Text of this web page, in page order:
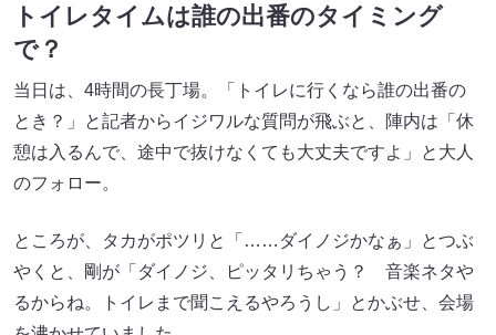
トイレタイムは誰の出番のタイミング
で？
当日は、4時間の長丁場。「トイレに行くなら誰の出番の
とき？」と記者からイジワルな質問が飛ぶと、陣内は「休
憩は入るんで、途中で抜けなくても大丈夫ですよ」と大人
のフォロー。
ところが、タカがポツリと「……ダイノジかなぁ」とつぶ
やくと、剛が「ダイノジ、ピッタリちゃう？ 音楽ネタや
るからね。トイレまで聞こえるやろうし」とかぶせ、会場